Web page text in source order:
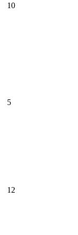
10
5
12